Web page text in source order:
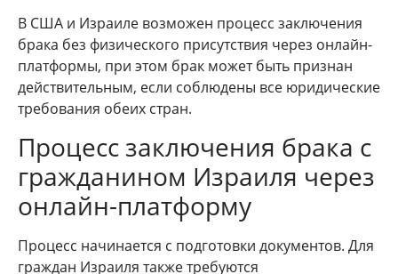
В США и Израиле возможен процесс заключения
брака без физического присутствия через онлайн-
платформы, при этом брак может быть признан
действительным, если соблюдены все юридические
требования обеих стран.
Процесс заключения брака с
гражданином Израиля через
онлайн-платформу
Процесс начинается с подготовки документов. Для
граждан Израиля также требуются